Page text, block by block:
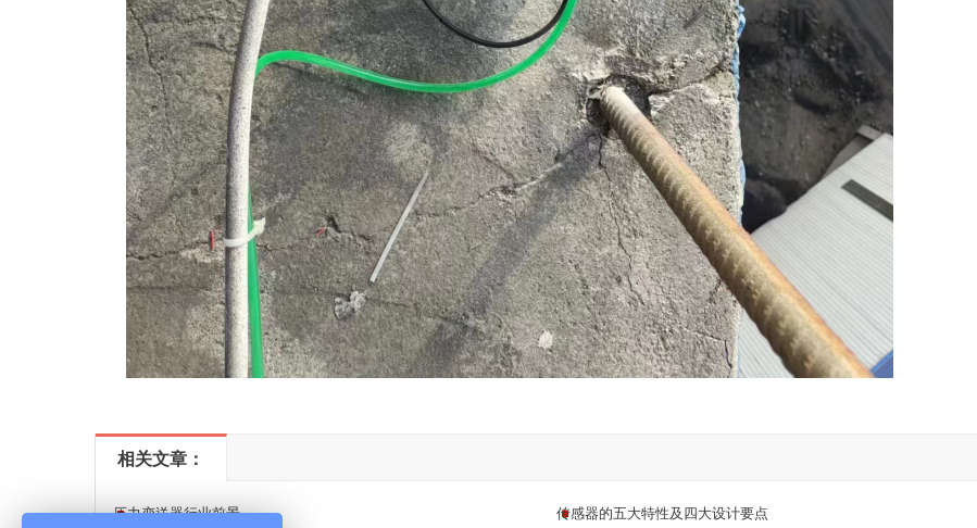
相关文章：
压力变送器行业前景
传感器的五大特性及四大设计要点